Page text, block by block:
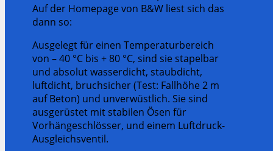
Auf der Homepage von B&W liest sich das
dann so:
Ausgelegt für einen Temperaturbereich
von – 40 °C bis + 80 °C, sind sie stapelbar
und absolut wasserdicht, staubdicht,
luftdicht, bruchsicher (Test: Fallhöhe 2 m
auf Beton) und unverwüstlich. Sie sind
ausgerüstet mit stabilen Ösen für
Vorhängeschlösser, und einem Luftdruck-
Ausgleichsventil.